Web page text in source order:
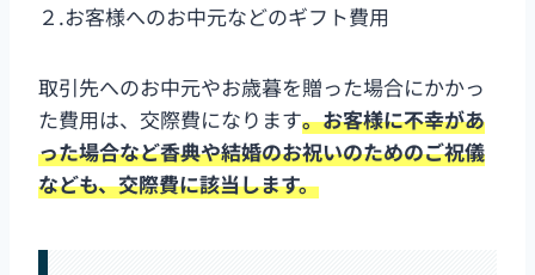
２.お客様へのお中元などのギフト費用
取引先へのお中元やお歳暮を贈った場合にかかっ
た費用は、交際費になります。お客様に不幸があ
った場合など香典や結婚のお祝いのためのご祝儀
なども、交際費に該当します。